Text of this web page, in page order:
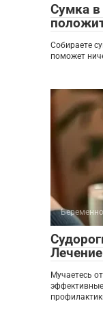
Сумка
Собираете
поможет
Мучаетесь